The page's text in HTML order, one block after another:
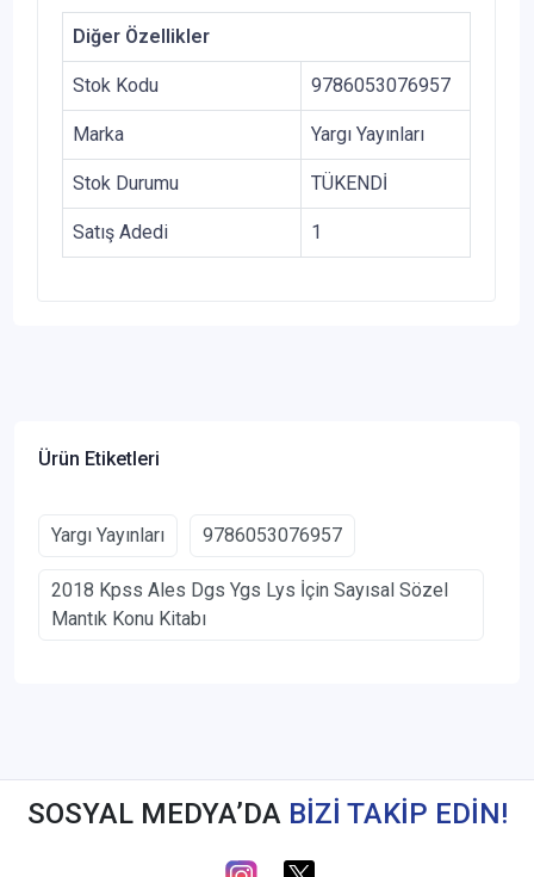
Diğer Özellikler
Stok Kodu 9786053076957
Marka Yargı Yayınları
Stok Durumu TÜKENDİ
Satış Adedi 1
Ürün Etiketleri
Yargı Yayınları 9786053076957
2018 Kpss Ales Dgs Ygs Lys İçin Sayısal Sözel
Mantık Konu Kitabı
SOSYAL MEDYA’DA BİZİ TAKİP EDİN!